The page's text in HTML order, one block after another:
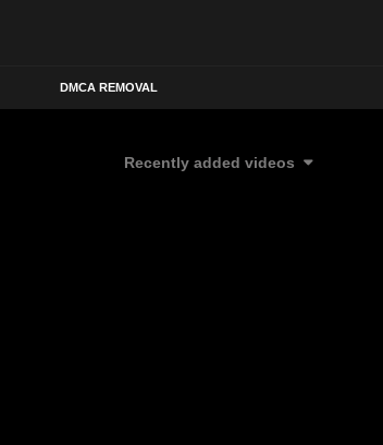
DMCA REMOVAL
Recently added videos